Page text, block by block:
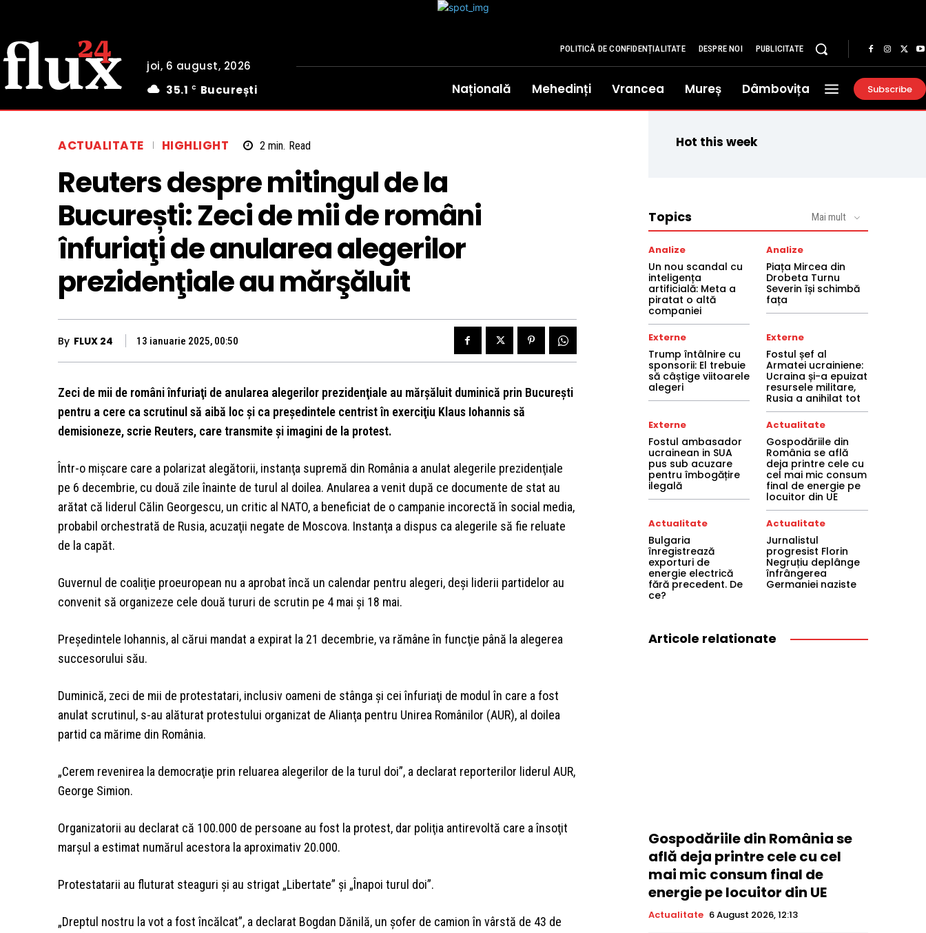
joi, 6 august, 2026
35.1 C București
POLITICĂ DE CONFIDENȚIALITATE DESPRE NOI PUBLICITATE
Națională Mehedinți Vrancea Mureș Dâmbovița Subscribe
ACTUALITATE HIGHLIGHT 2 min. Read
Reuters despre mitingul de la
București: Zeci de mii de români
înfuriaţi de anularea alegerilor
prezidenţiale au mărşăluit
By FLUX 24 13 ianuarie 2025, 00:50
Zeci de mii de români înfuriaţi de anularea alegerilor prezidenţiale au mărşăluit duminică prin Bucureşti
pentru a cere ca scrutinul să aibă loc şi ca preşedintele centrist în exerciţiu Klaus Iohannis să
demisioneze, scrie Reuters, care transmite şi imagini de la protest.
Într-o mişcare care a polarizat alegătorii, instanţa supremă din România a anulat alegerile prezidenţiale
pe 6 decembrie, cu două zile înainte de turul al doilea. Anularea a venit după ce documente de stat au
arătat că liderul Călin Georgescu, un critic al NATO, a beneficiat de o campanie incorectă în social media,
probabil orchestrată de Rusia, acuzaţii negate de Moscova. Instanţa a dispus ca alegerile să fie reluate
de la capăt.
Guvernul de coaliţie proeuropean nu a aprobat încă un calendar pentru alegeri, deşi liderii partidelor au
convenit să organizeze cele două tururi de scrutin pe 4 mai şi 18 mai.
Preşedintele Iohannis, al cărui mandat a expirat la 21 decembrie, va rămâne în funcţie până la alegerea
succesorului său.
Duminică, zeci de mii de protestatari, inclusiv oameni de stânga şi cei înfuriaţi de modul în care a fost
anulat scrutinul, s-au alăturat protestului organizat de Alianţa pentru Unirea Românilor (AUR), al doilea
partid ca mărime din România.
„Cerem revenirea la democraţie prin reluarea alegerilor de la turul doi”, a declarat reporterilor liderul AUR,
George Simion.
Organizatorii au declarat că 100.000 de persoane au fost la protest, dar poliţia antirevoltă care a însoţit
marşul a estimat numărul acestora la aproximativ 20.000.
Protestatarii au fluturat steaguri şi au strigat „Libertate” şi „Înapoi turul doi”.
„Dreptul nostru la vot a fost încălcat”, a declarat Bogdan Dănilă, un şofer de camion în vârstă de 43 de
Hot this week
Topics Mai mult
Analize
Un nou scandal cu
inteligența
artificială: Meta a
piratat o altă
companiei
Analize
Piața Mircea din
Drobeta Turnu
Severin își schimbă
fața
Externe
Trump întâlnire cu
sponsorii: El trebuie
să câștige viitoarele
alegeri
Externe
Fostul șef al
Armatei ucrainiene:
Ucraina și-a epuizat
resursele militare,
Rusia a anihilat tot
Externe
Fostul ambasador
ucrainean in SUA
pus sub acuzare
pentru îmbogățire
ilegală
Actualitate
Gospodăriile din
România se află
deja printre cele cu
cel mai mic consum
final de energie pe
locuitor din UE
Actualitate
Bulgaria
înregistrează
exporturi de
energie electrică
fără precedent. De
ce?
Actualitate
Jurnalistul
progresist Florin
Negruțiu deplânge
înfrângerea
Germaniei naziste
Articole relationate
Gospodăriile din România se
află deja printre cele cu cel
mai mic consum final de
energie pe locuitor din UE
Actualitate 6 August 2026, 12:13